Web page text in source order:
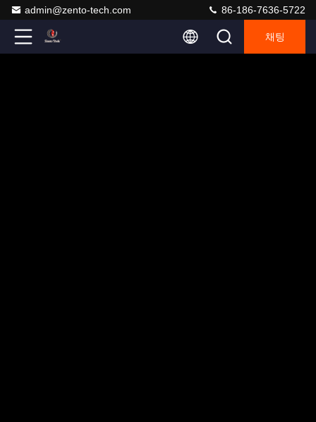
admin@zento-tech.com 86-186-7636-5722
채팅